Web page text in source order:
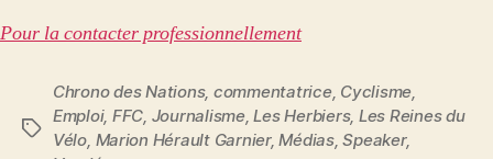
Pour la contacter professionnellement
Étiquettes
Chrono des Nations, commentatrice, Cyclisme,
Emploi, FFC, Journalisme,Les Herbiers, Les Reines du
Vélo, Marion Hérault Garnier,Médias,Speaker,